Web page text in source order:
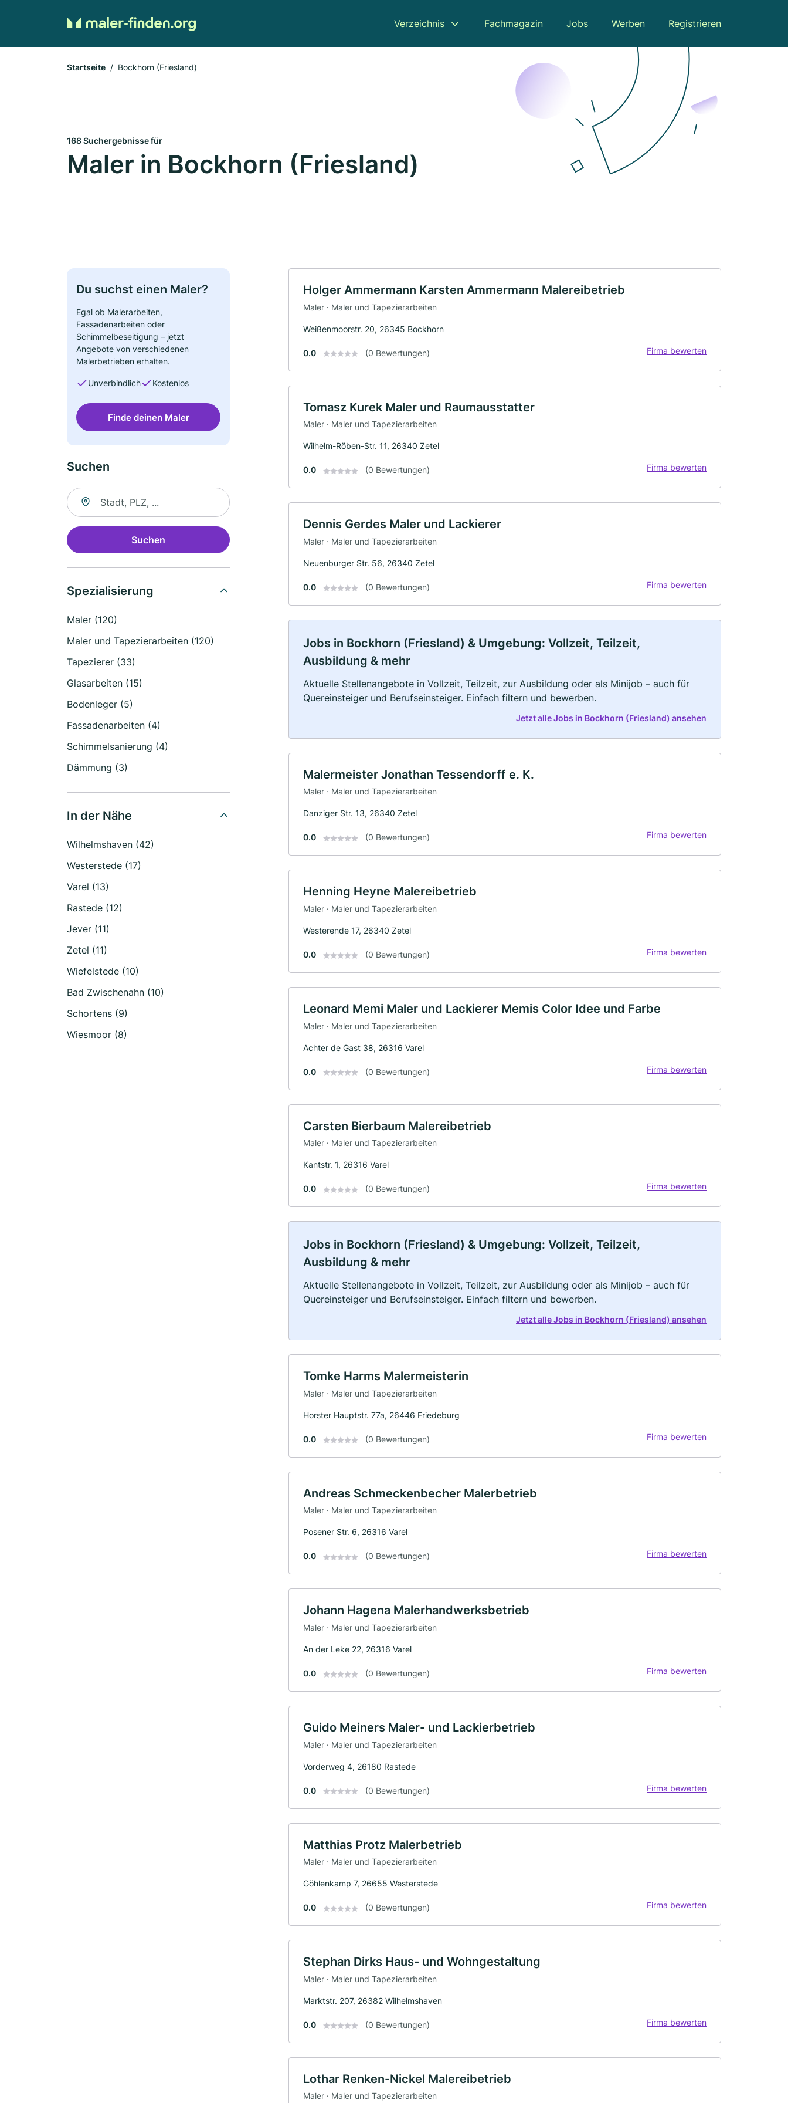
Verzeichnis Fachmagazin Jobs Werben Registrieren
Startseite Bockhorn (Friesland)
168 Suchergebnisse für
Maler in Bockhorn (Friesland)
Du suchst einen Maler?
Egal ob Malerarbeiten,
Fassadenarbeiten oder
Schimmelbeseitigung – jetzt
Angebote von verschiedenen
Malerbetrieben erhalten.
Unverbindlich Kostenlos
Finde deinen Maler
Suchen
Suche nach Ort
Suchen
Spezialisierung
Maler (120)
Maler und Tapezierarbeiten (120)
Tapezierer (33)
Glasarbeiten (15)
Bodenleger (5)
Fassadenarbeiten (4)
Schimmelsanierung (4)
Dämmung (3)
In der Nähe
Wilhelmshaven (42)
Westerstede (17)
Varel (13)
Rastede (12)
Jever (11)
Zetel (11)
Wiefelstede (10)
Bad Zwischenahn (10)
Schortens (9)
Wiesmoor (8)
Holger Ammermann Karsten Ammermann Malereibetrieb
Maler · Maler und Tapezierarbeiten
Weißenmoorstr. 20, 26345 Bockhorn
0.0 (0 Bewertungen) Firma bewerten
Tomasz Kurek Maler und Raumausstatter
Maler · Maler und Tapezierarbeiten
Wilhelm-Röben-Str. 11, 26340 Zetel
0.0 (0 Bewertungen) Firma bewerten
Dennis Gerdes Maler und Lackierer
Maler · Maler und Tapezierarbeiten
Neuenburger Str. 56, 26340 Zetel
0.0 (0 Bewertungen) Firma bewerten
Jobs in Bockhorn (Friesland) & Umgebung: Vollzeit, Teilzeit,
Ausbildung & mehr
Aktuelle Stellenangebote in Vollzeit, Teilzeit, zur Ausbildung oder als Minijob – auch für
Quereinsteiger und Berufseinsteiger. Einfach filtern und bewerben.
Jetzt alle Jobs in Bockhorn (Friesland) ansehen
Malermeister Jonathan Tessendorff e. K.
Maler · Maler und Tapezierarbeiten
Danziger Str. 13, 26340 Zetel
0.0 (0 Bewertungen) Firma bewerten
Henning Heyne Malereibetrieb
Maler · Maler und Tapezierarbeiten
Westerende 17, 26340 Zetel
0.0 (0 Bewertungen) Firma bewerten
Leonard Memi Maler und Lackierer Memis Color Idee und Farbe
Maler · Maler und Tapezierarbeiten
Achter de Gast 38, 26316 Varel
0.0 (0 Bewertungen) Firma bewerten
Carsten Bierbaum Malereibetrieb
Maler · Maler und Tapezierarbeiten
Kantstr. 1, 26316 Varel
0.0 (0 Bewertungen) Firma bewerten
Jobs in Bockhorn (Friesland) & Umgebung: Vollzeit, Teilzeit,
Ausbildung & mehr
Aktuelle Stellenangebote in Vollzeit, Teilzeit, zur Ausbildung oder als Minijob – auch für
Quereinsteiger und Berufseinsteiger. Einfach filtern und bewerben.
Jetzt alle Jobs in Bockhorn (Friesland) ansehen
Tomke Harms Malermeisterin
Maler · Maler und Tapezierarbeiten
Horster Hauptstr. 77a, 26446 Friedeburg
0.0 (0 Bewertungen) Firma bewerten
Andreas Schmeckenbecher Malerbetrieb
Maler · Maler und Tapezierarbeiten
Posener Str. 6, 26316 Varel
0.0 (0 Bewertungen) Firma bewerten
Johann Hagena Malerhandwerksbetrieb
Maler · Maler und Tapezierarbeiten
An der Leke 22, 26316 Varel
0.0 (0 Bewertungen) Firma bewerten
Guido Meiners Maler- und Lackierbetrieb
Maler · Maler und Tapezierarbeiten
Vorderweg 4, 26180 Rastede
0.0 (0 Bewertungen) Firma bewerten
Matthias Protz Malerbetrieb
Maler · Maler und Tapezierarbeiten
Göhlenkamp 7, 26655 Westerstede
0.0 (0 Bewertungen) Firma bewerten
Stephan Dirks Haus- und Wohngestaltung
Maler · Maler und Tapezierarbeiten
Marktstr. 207, 26382 Wilhelmshaven
0.0 (0 Bewertungen) Firma bewerten
Lothar Renken-Nickel Malereibetrieb
Maler · Maler und Tapezierarbeiten